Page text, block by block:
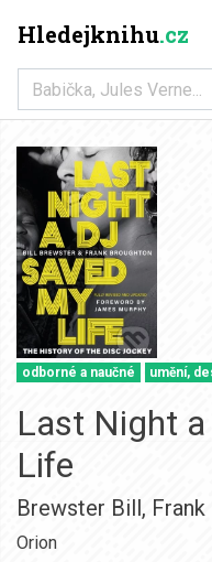
Hledejknihu.cz
odborné a naučné umění,
Last Night
Life
Brewster Bill,
Orion